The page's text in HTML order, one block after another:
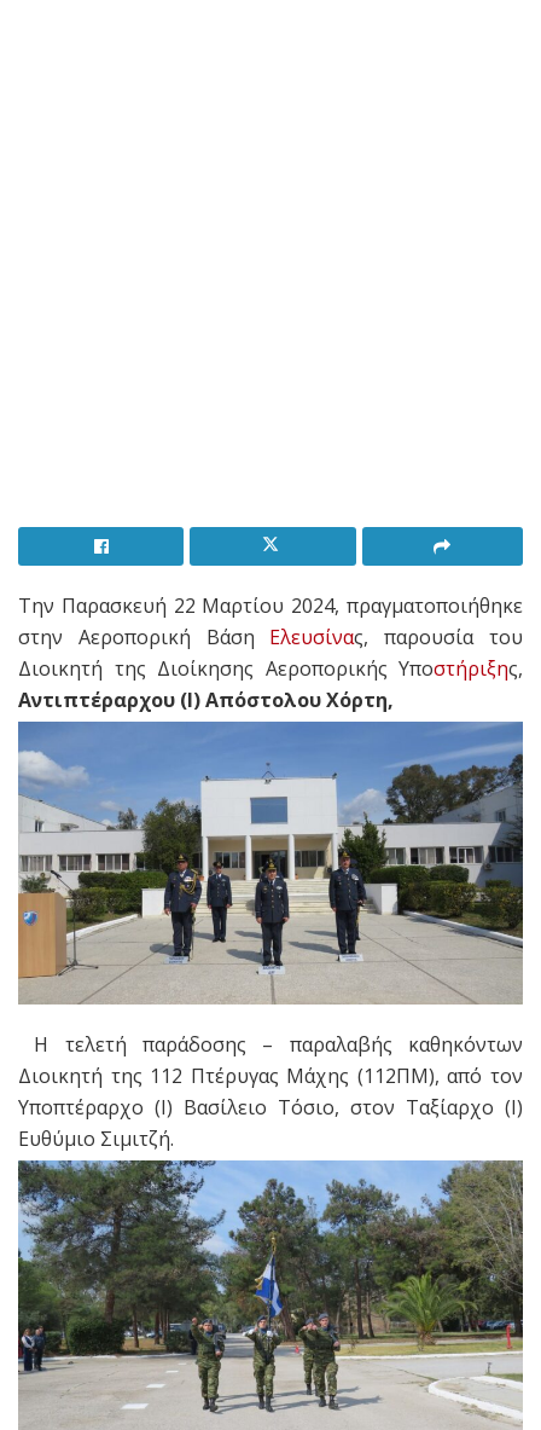
Την Παρασκευή 22 Μαρτίου 2024, πραγματοποιήθηκε
στην Αεροπορική Βάση Ελευσίνας, παρουσία του
Διοικητή της Διοίκησης Αεροπορικής Υποστήριξης,
Αντιπτέραρχου (Ι) Απόστολου Χόρτη,
H τελετή παράδοσης – παραλαβής καθηκόντων
Διοικητή της 112 Πτέρυγας Μάχης (112ΠΜ), από τον
Υποπτέραρχο (Ι) Βασίλειο Τόσιο, στον Ταξίαρχο (Ι)
Ευθύμιο Σιμιτζή.